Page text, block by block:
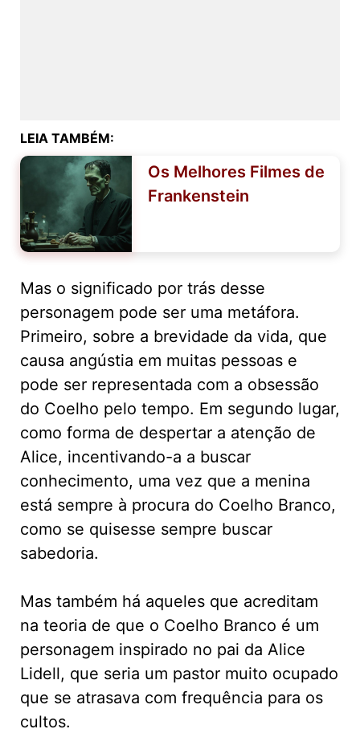
LEIA TAMBÉM:
Os Melhores Filmes de
Frankenstein
Mas o significado por trás desse
personagem pode ser uma metáfora.
Primeiro, sobre a brevidade da vida, que
causa angústia em muitas pessoas e
pode ser representada com a obsessão
do Coelho pelo tempo. Em segundo lugar,
como forma de despertar a atenção de
Alice, incentivando-a a buscar
conhecimento, uma vez que a menina
está sempre à procura do Coelho Branco,
como se quisesse sempre buscar
sabedoria.
Mas também há aqueles que acreditam
na teoria de que o Coelho Branco é um
personagem inspirado no pai da Alice
Lidell, que seria um pastor muito ocupado
que se atrasava com frequência para os
cultos.